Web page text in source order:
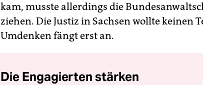
kam, musste allerdings die
ziehen. Die Justiz in Sachsen wollte keinen
Umdenken fängt erst an.
Die Engagierten stärken